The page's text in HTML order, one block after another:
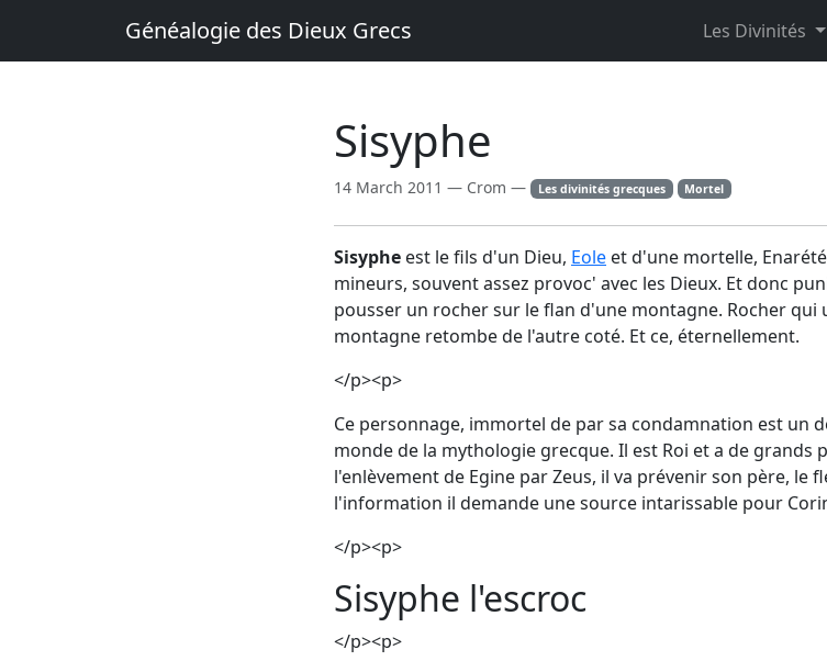
Généalogie des Dieux Grecs Les Divinités
Sisyphe
14 March 2011 — Crom — Les divinités grecques Mortel
Sisyphe est le fils d'un Dieu, Eole et d'une mortelle,
mineurs, souvent assez provoc' avec les Dieux. Et donc
pousser un rocher sur le flan d'une montagne. Rocher qui
montagne retombe de l'autre coté. Et ce, éternellement.
</p><p>
Ce personnage, immortel de par sa condamnation est un
monde de la mythologie grecque. Il est Roi et a de grands
l'enlèvement de Egine par Zeus, il va prévenir son père, le
l'information il demande une source intarissable pour
</p><p>
Sisyphe l'escroc
</p><p>